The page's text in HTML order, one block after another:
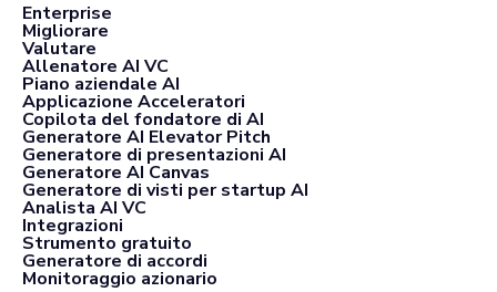
Enterprise
Migliorare
Valutare
Allenatore AI VC
Piano aziendale AI
Applicazione Acceleratori
Copilota del fondatore di AI
Generatore AI Elevator Pitch
Generatore di presentazioni AI
Generatore AI Canvas
Generatore di visti per startup AI
Analista AI VC
Integrazioni
Strumento gratuito
Generatore di accordi
Monitoraggio azionario